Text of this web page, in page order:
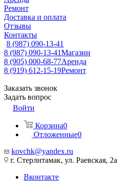
Ремонт
Доставка и оплата
Отзывы
Контакты
8 (987) 090-13-41
8 (987) 090-13-41Магазин
8 (905) 000-68-77Аренда
8 (919) 612-15-19Ремонт
Заказать звонок
Задать вопрос
Войти
Корзина0
Отложенные0
kovchk@yandex.ru
г. Стерлитамак, ул. Раевская, 2а
Вконтакте